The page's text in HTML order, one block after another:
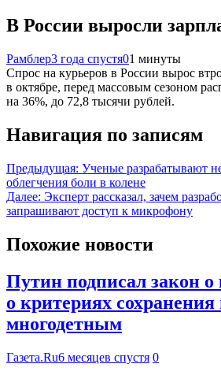
В России выросли
Рамблер3 года спустя01 минуты
Спрос на курьеров в России вырос
в октябре, перед массовым сезоном
на 36%, до 72,8 тысячи рублей.
Навигация по записям
Предыдущая: Ученые разрабатывают
облегчения боли в колене
Далее: Эксперт рассказал, зачем
запрашивают доступ к микрофону
Похожие новости
Путин подписал закон о
о критериях сохранения
многодетным
Газета.Ru6 месяцев спустя 0